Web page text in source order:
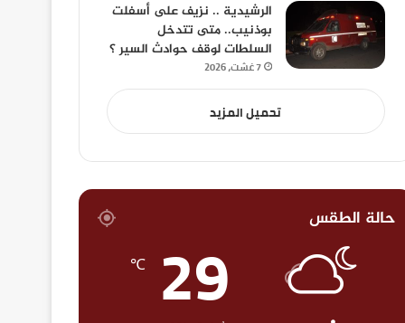
الرشيدية .. نزيف على أسفلت
بوذنيب.. متى تتدخل
السلطات لوقف حوادث السير ؟
7 غشت، 2026
تحميل المزيد
حالة الطقس 29
℃